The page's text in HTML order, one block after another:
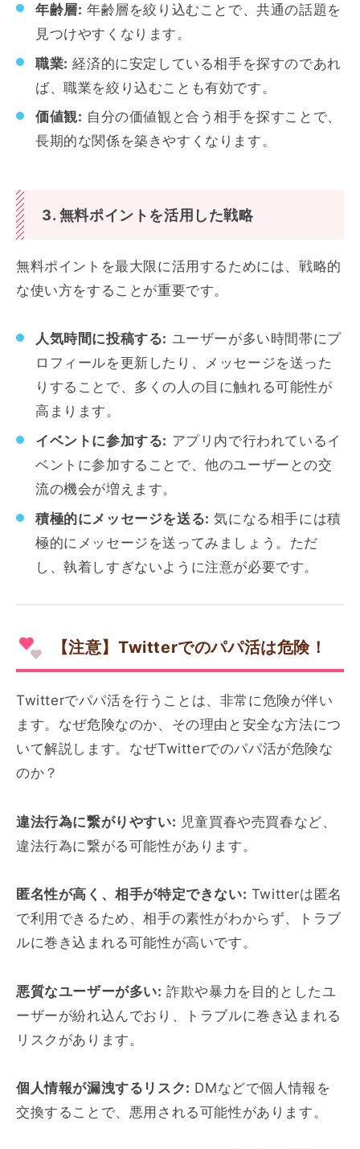
年齢層: 年齢層を絞り込むことで、共通の話題を
見つけやすくなります。
職業: 経済的に安定している相手を探すのであれ
ば、職業を絞り込むことも有効です。
価値観: 自分の価値観と合う相手を探すことで、
長期的な関係を築きやすくなります。
3. 無料ポイントを活用した戦略
無料ポイントを最大限に活用するためには、戦略的
な使い方をすることが重要です。
人気時間に投稿する: ユーザーが多い時間帯にプ
ロフィールを更新したり、メッセージを送った
りすることで、多くの人の目に触れる可能性が
高まります。
イベントに参加する: アプリ内で行われているイ
ベントに参加することで、他のユーザーとの交
流の機会が増えます。
積極的にメッセージを送る: 気になる相手には積
極的にメッセージを送ってみましょう。ただ
し、執着しすぎないように注意が必要です。
【注意】Twitterでのパパ活は危険！
Twitterでパパ活を行うことは、非常に危険が伴い
ます。なぜ危険なのか、その理由と安全な方法につ
いて解説します。なぜTwitterでのパパ活が危険な
のか？
違法行為に繋がりやすい: 児童買春や売買春など、
違法行為に繋がる可能性があります。
匿名性が高く、相手が特定できない: Twitterは匿名
で利用できるため、相手の素性がわからず、トラブ
ルに巻き込まれる可能性が高いです。
悪質なユーザーが多い: 詐欺や暴力を目的としたユ
ーザーが紛れ込んでおり、トラブルに巻き込まれる
リスクがあります。
個人情報が漏洩するリスク: DMなどで個人情報を
交換することで、悪用される可能性があります。